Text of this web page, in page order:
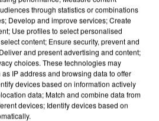
à la rentrée.
through statistics or combinations
Develop and improve services; Create
Use profiles to select personalised
content; Ensure security, prevent and
and present advertising and content;
choices. These technologies may
IP address and browsing data to offer
devices based on information actively
data; Match and combine data from
devices; Identify devices based on